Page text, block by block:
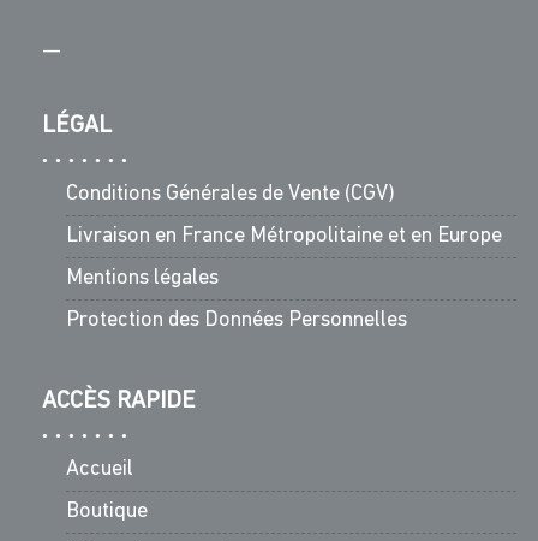
—
LÉGAL
Conditions Générales de Vente (CGV)
Livraison en France Métropolitaine et en Europe
Mentions légales
Protection des Données Personnelles
ACCÈS RAPIDE
Accueil
Boutique